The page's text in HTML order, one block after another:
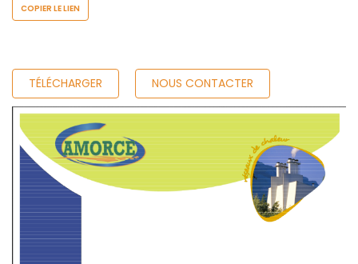
COPIER LE LIEN
TÉLÉCHARGER NOUS CONTACTER